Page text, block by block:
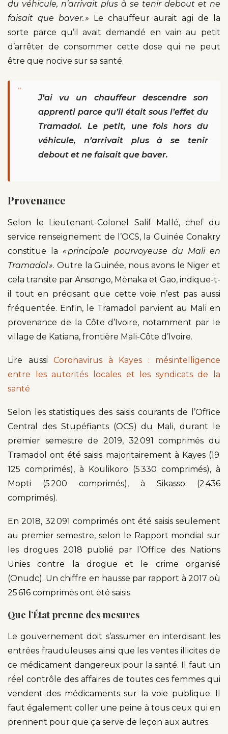
du véhicule, n’arrivait plus à se tenir debout et ne
faisait que baver. » Le chauffeur aurait agi de la
sorte parce qu’il avait demandé en vain au petit
d’arrêter de consommer cette dose qui ne peut
être que nocive sur sa santé.
“
J’ai vu un chauffeur descendre son
apprenti parce qu’il était sous l’effet du
Tramadol. Le petit, une fois hors du
véhicule, n’arrivait plus à se tenir
debout et ne faisait que baver.
Provenance
Selon le Lieutenant-Colonel Salif Mallé, chef du
service renseignement de l’OCS, la Guinée Conakry
constitue la « principale pourvoyeuse du Mali en
Tramadol ». Outre la Guinée, nous avons le Niger et
cela transite par Ansongo, Ménaka et Gao, indique-t-
il tout en précisant que cette voie n’est pas aussi
fréquentée. Enfin, le Tramadol parvient au Mali en
provenance de la Côte d’Ivoire, notamment par le
village de Katiana, frontière Mali-Côte d’Ivoire.
Lire aussi Coronavirus à Kayes : mésintelligence
entre les autorités locales et les syndicats de la
santé
Selon les statistiques des saisis courants de l’Office
Central des Stupéfiants (OCS) du Mali, durant le
premier semestre de 2019, 32 091 comprimés du
Tramadol ont été saisis majoritairement à Kayes (19
125 comprimés), à Koulikoro (5 330 comprimés), à
Mopti (5 200 comprimés), à Sikasso (2 436
comprimés).
En 2018, 32 091 comprimés ont été saisis seulement
au premier semestre, selon le Rapport mondial sur
les drogues 2018 publié par l’Office des Nations
Unies contre la drogue et le crime organisé
(Onudc). Un chiffre en hausse par rapport à 2017 où
25 616 comprimés ont été saisis.
Que l’État prenne des mesures
Le gouvernement doit s’assumer en interdisant les
entrées frauduleuses ainsi que les ventes illicites de
ce médicament dangereux pour la santé. Il faut un
réel contrôle des affaires de toutes ces femmes qui
vendent des médicaments sur la voie publique. Il
faut également coller une peine à tous ceux qui en
prennent pour que ça serve de leçon aux autres.